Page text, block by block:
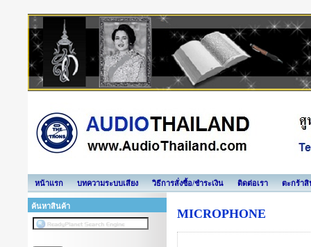
หน้าแรก บทความระบบเสียง วิธีการสั่งซื้อ/ชำระเงิน ติดต่อเรา ตะกร้าสิ
ค้นหาสินค้า
MICROPHONE